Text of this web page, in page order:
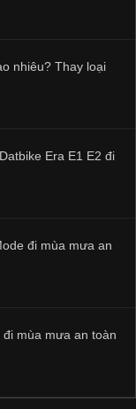
nhiêu? Thay loại
Era E1 E2 đi
đi mùa mưa an
mùa mưa an toàn